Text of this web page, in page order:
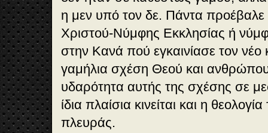
η μεν υπό τον δε. Πάντα
Χριστού-Νύμφης Εκκλησίας ή
στην Κανά πού εγκαινίασε τον
γαμήλια σχέση Θεού και
υδαρότητα αυτής της σχέσης σε
ίδια πλαίσια κινείται και η
πλευράς.